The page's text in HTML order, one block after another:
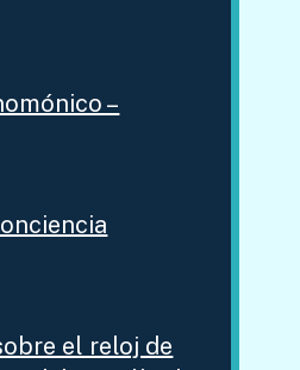
–
el reloj de